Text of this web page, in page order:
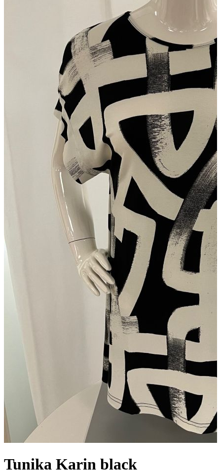
Tunika Karin black